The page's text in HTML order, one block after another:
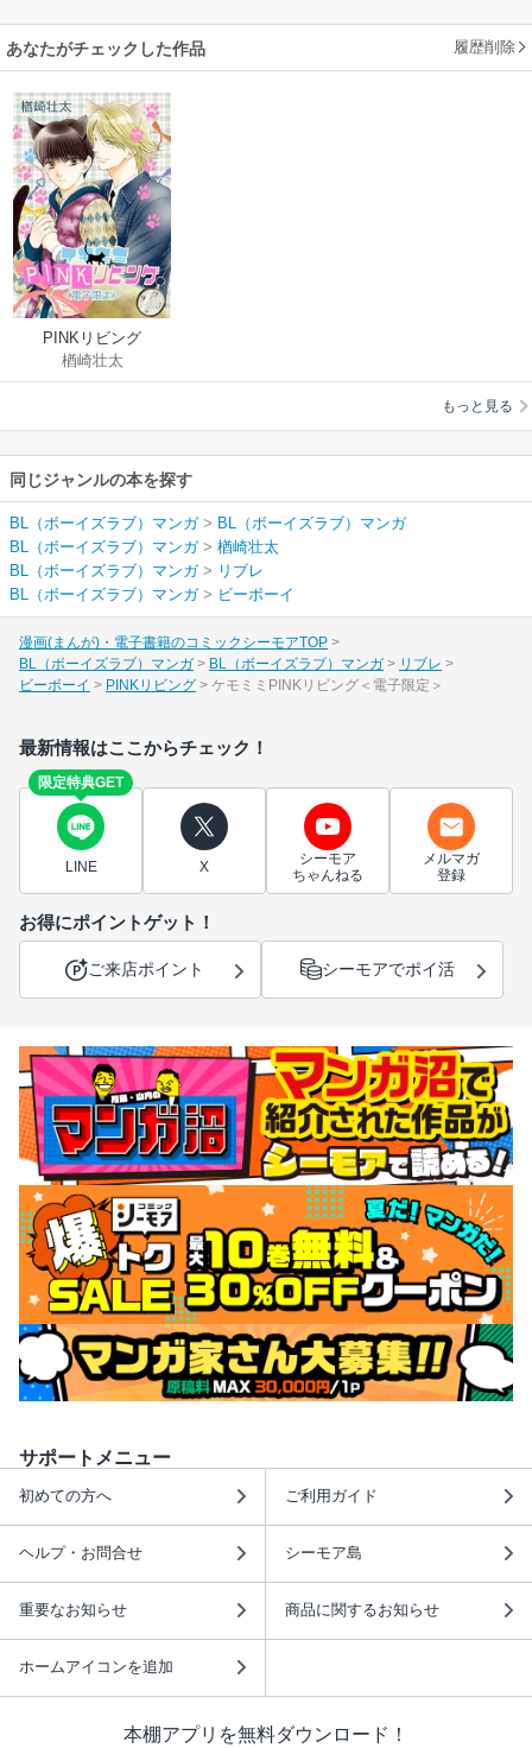
あなたがチェックした作品 履歴削除
PINKリビング
楢崎壮太
もっと見る
同じジャンルの本を探す
BL（ボーイズラブ）マンガ> BL（ボーイズラブ）マンガ
BL（ボーイズラブ）マンガ> 楢崎壮太
BL（ボーイズラブ）マンガ> リブレ
BL（ボーイズラブ）マンガ> ビーボーイ
漫画(まんが)・電子書籍のコミックシーモアTOP
BL（ボーイズラブ）マンガ
BL（ボーイズラブ）マンガ
リブレ
ビーボーイ
PINKリビング ケモミミPINKリビング＜電子限定＞
最新情報はここからチェック！
限定特典GET
LINE X
シーモア
ちゃんねる
メルマガ
登録
お得にポイントゲット！
ご来店ポイント シーモアでポイ活
サポートメニュー
初めての方へ ご利用ガイド
ヘルプ・お問合せ シーモア島
重要なお知らせ 商品に関するお知らせ
ホームアイコンを追加
本棚アプリを無料ダウンロード！